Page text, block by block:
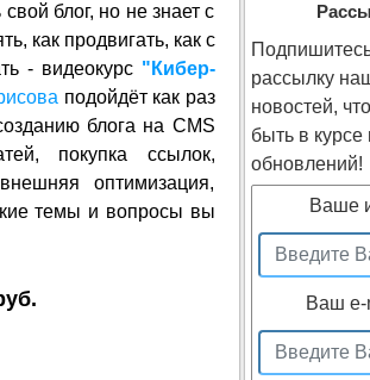
блог, но не знает с
как продвигать, как с
- видеокурс "Кибер-
подойдёт как раз
блога на CMS
покупка ссылок,
оптимизация,
темы и вопросы вы
рассылку
новостей,
быть в курсе
обновлений!
Ваше
Ваш e-